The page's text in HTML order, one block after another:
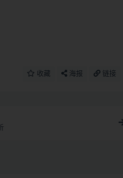
收藏 海报 链接